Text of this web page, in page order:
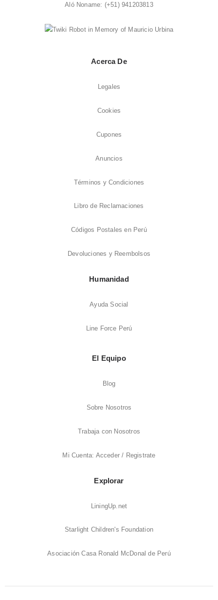
Aló Noname: (+51) 941203813
Acerca De
Legales
Cookies
Cupones
Anuncios
Términos y Condiciones
Libro de Reclamaciones
Códigos Postales en Perú
Devoluciones y Reembolsos
Humanidad
Ayuda Social
Line Force Perú
El Equipo
Blog
Sobre Nosotros
Trabaja con Nosotros
Mi Cuenta: Acceder / Registrate
Explorar
LiningUp.net
Starlight Children's Foundation
Asociación Casa Ronald McDonal de Perú